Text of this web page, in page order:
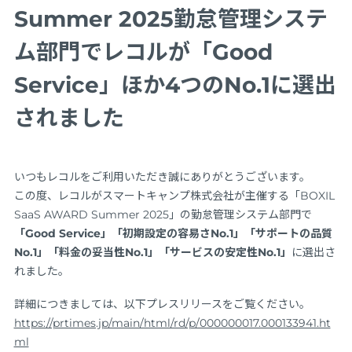
Summer 2025勤怠管理システ
ム部門でレコルが「Good
Service」ほか4つのNo.1に選出
されました
いつもレコルをご利用いただき誠にありがとうございます。
この度、レコルがスマートキャンプ株式会社が主催する「BOXIL
SaaS AWARD Summer 2025」の勤怠管理システム部門で
「Good Service」「初期設定の容易さNo.1」「サポートの品質
No.1」「料金の妥当性No.1」「サービスの安定性No.1」
に選出さ
れました。
詳細につきましては、以下プレスリリースをご覧ください。
https://prtimes.jp/main/html/rd/p/000000017.000133941.ht
ml